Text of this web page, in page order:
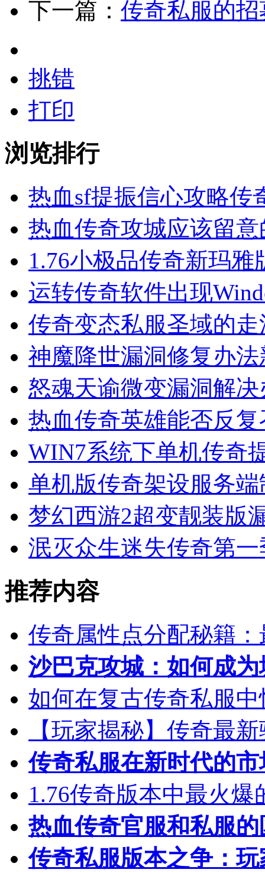
下一篇： 传奇私服的
挑错
打印
浏览排行
热血sf提振信心攻略传
热血传奇攻城应该留
1.76小极品传奇新玛
运转传奇软件出现
传奇变态私服圣域的
神魔降世漏洞修复办
怒魂天谕微变漏洞解
热血传奇英雄能否反
WIN7系统下单机传奇
单机版传奇架设服务
梦幻西游2超变靓装版
泯灭众生迷失传奇第
推荐内容
传奇属性点分配秘籍
沙巴克攻城：如何成为
如何在复古传奇私服
【玩家揭秘】传奇最
传奇私服在新时代的
1.76传奇版本中最火
热血传奇官服和私服
传奇私服版本之争：